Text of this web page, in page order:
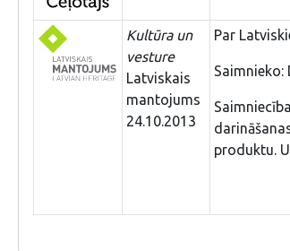
Kultūra un
vesture
Latviskais
mantojums
24.10.2013
Par
Saimnieko:
produktu.